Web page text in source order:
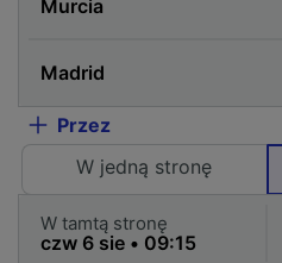
Przez
W jedną stronę
W tamtą stronę